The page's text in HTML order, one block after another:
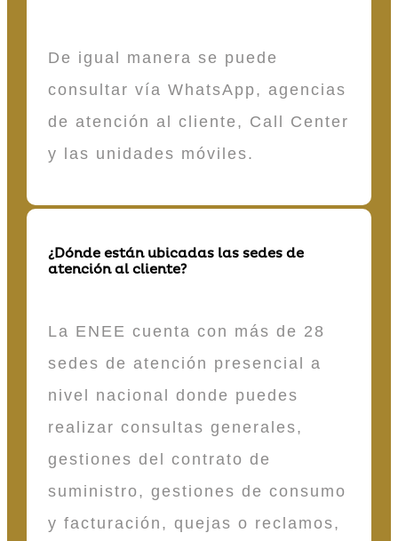
De igual manera se puede
consultar vía WhatsApp, agencias
de atención al cliente, Call Center
y las unidades móviles.
¿Dónde están ubicadas las sedes de
atención al cliente?
La ENEE cuenta con más de 28
sedes de atención presencial a
nivel nacional donde puedes
realizar consultas generales,
gestiones del contrato de
suministro, gestiones de consumo
y facturación, quejas o reclamos,